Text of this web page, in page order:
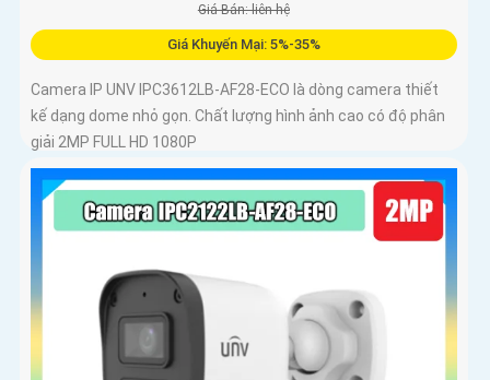
Giá Bán: liên hệ
Giá Khuyến Mại: 5%-35%
Camera IP UNV IPC3612LB-AF28-ECO là dòng camera thiết
kế dạng dome nhỏ gọn. Chất lượng hình ảnh cao có độ phân
giải 2MP FULL HD 1080P